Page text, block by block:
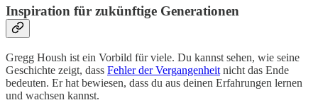
Inspiration für zukünftige Generationen
Gregg Housh ist ein Vorbild für viele. Du kannst sehen, wie seine
Geschichte zeigt, dass Fehler der Vergangenheit nicht das Ende
bedeuten. Er hat bewiesen, dass du aus deinen Erfahrungen lernen
und wachsen kannst.